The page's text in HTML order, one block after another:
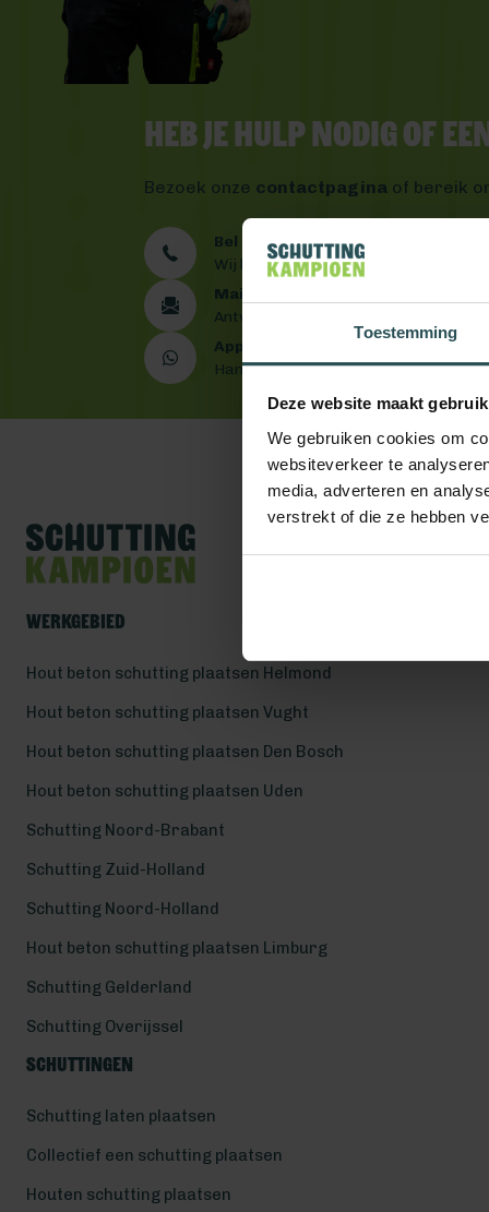
Toestemming
Deze website maakt
We gebruiken cookies om
websiteverkeer te
media, adverteren en
verstrekt of die ze hebben
Heb je hulp nodig of
Bezoek onze contactpagina of bereik
Bel ons 0492 - 313 008
Wij helpen je graag verder
Mail ons
Antwoord binnen één werkdag
App ons
Handig toch?
Werkgebied
Hout beton schutting plaatsen Helmond
Hout beton schutting plaatsen Vught
Hout beton schutting plaatsen Den Bosch
Hout beton schutting plaatsen Uden
Schutting Noord-Brabant
Schutting Zuid-Holland
Schutting Noord-Holland
Hout beton schutting plaatsen Limburg
Schutting Gelderland
Schutting Overijssel
Schuttingen
Schutting laten plaatsen
Collectief een schutting plaatsen
Houten schutting plaatsen